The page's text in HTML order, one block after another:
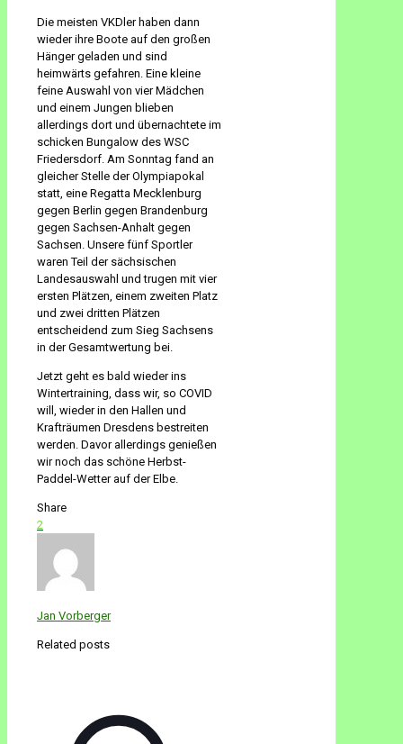
Die meisten VKDler haben dann
wieder ihre Boote auf den großen
Hänger geladen und sind
heimwärts gefahren. Eine kleine
feine Auswahl von vier Mädchen
und einem Jungen blieben
allerdings dort und übernachtete im
schicken Bungalow des WSC
Friedersdorf. Am Sonntag fand an
gleicher Stelle der Olympiapokal
statt, eine Regatta Mecklenburg
gegen Berlin gegen Brandenburg
gegen Sachsen-Anhalt gegen
Sachsen. Unsere fünf Sportler
waren Teil der sächsischen
Landesauswahl und trugen mit vier
ersten Plätzen, einem zweiten Platz
und zwei dritten Plätzen
entscheidend zum Sieg Sachsens
in der Gesamtwertung bei.
Jetzt geht es bald wieder ins
Wintertraining, dass wir, so COVID
will, wieder in den Hallen und
Krafträumen Dresdens bestreiten
werden. Davor allerdings genießen
wir noch das schöne Herbst-
Paddel-Wetter auf der Elbe.
Share
2
Jan Vorberger
Related posts